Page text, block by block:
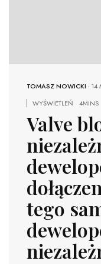
TOMASZ NOWICKI -14
WYŚWIETLEŃ
4MINS
Valve
tego